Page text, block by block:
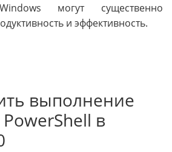
могут существенно
и эффективность.
выполнение
в